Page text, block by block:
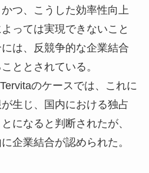
つ、こうした効率性向上
っては実現できないこと
は、反競争的な企業結合
ととされている。
のケースでは、これに
生じ、国内における独占
になると判断されたが、
企業結合が認められた。